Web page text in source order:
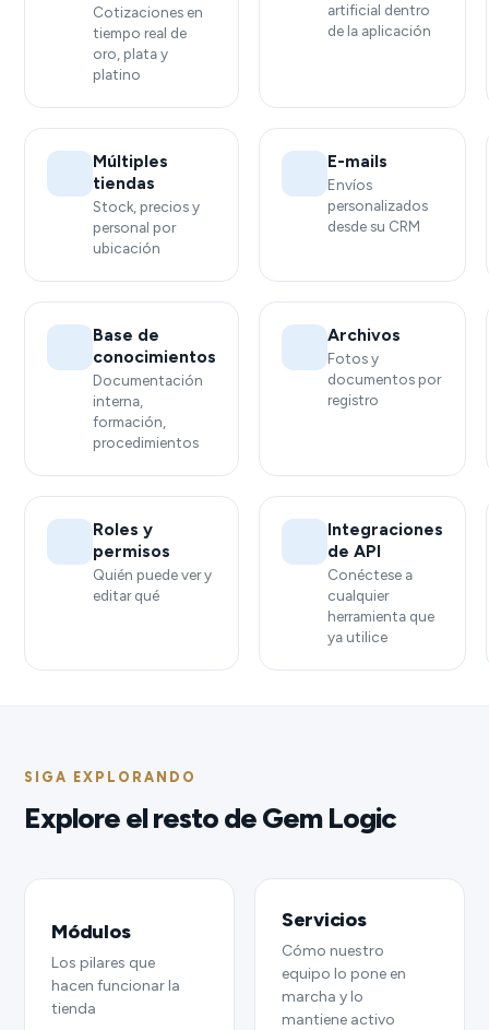
Cotizaciones en
tiempo real de
oro, plata y
platino
artificial dentro
de la aplicación
Múltiples
tiendas
Stock, precios y
personal por
ubicación
E-mails
Envíos
personalizados
desde su CRM
Base de
conocimientos
Documentación
interna,
formación,
procedimientos
Archivos
Fotos y
documentos por
registro
Roles y
permisos
Quién puede ver y
editar qué
Integraciones
de API
Conéctese a
cualquier
herramienta que
ya utilice
SIGA EXPLORANDO
Explore el resto de Gem Logic
Módulos
Los pilares que
hacen funcionar la
tienda
Servicios
Cómo nuestro
equipo lo pone en
marcha y lo
mantiene activo